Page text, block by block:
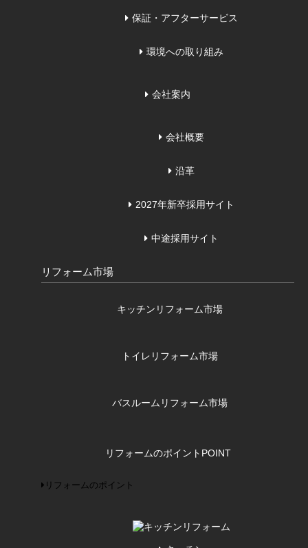
保証・アフターサービス
環境への取り組み
会社案内
会社概要
沿革
2027年新卒採用サイト
中途採用サイト
リフォーム市場
キッチンリフォーム市場
トイレリフォーム市場
バスルームリフォーム市場
リフォームのポイント POINT
リフォームのポイント